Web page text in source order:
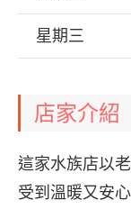
星期三
店家介紹
這家水族店以
受到溫暖又安